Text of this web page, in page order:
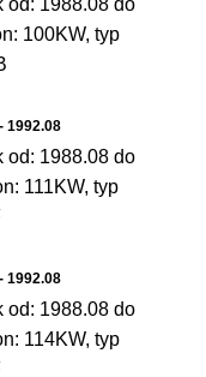
od: 1988.08 do
100KW, typ
1992.08
od: 1988.08 do
111KW, typ
1992.08
od: 1988.08 do
114KW, typ